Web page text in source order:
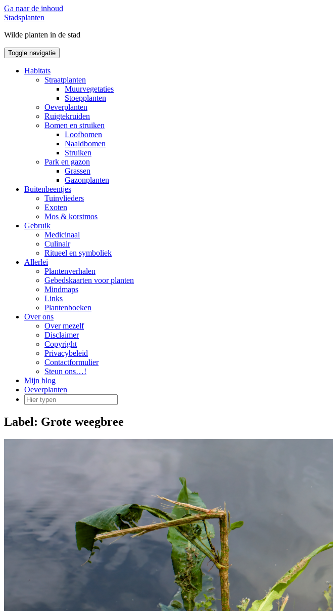
Ga naar de inhoud
Stadsplanten
Wilde planten in de stad
Toggle navigatie
Habitats
Straatplanten
Muurvegetaties
Stoepplanten
Oeverplanten
Ruigtekruiden
Bomen en struiken
Loofbomen
Naaldbomen
Struiken
Park en gazon
Grassen
Gazonplanten
Buitenbeentjes
Tuinvlieders
Exoten
Mos & korstmos
Gebruik
Medicinaal
Culinair
Ritueel en symboliek
Allerlei
Plantenverhalen
Gebedskaarten voor planten
Mindmaps
Links
Plantenboeken
Over ons
Over mezelf
Disclaimer
Copyright
Privacybeleid
Contactformulier
Steun ons…!
Mijn blog
Oeverplanten
Label: Grote weegbree